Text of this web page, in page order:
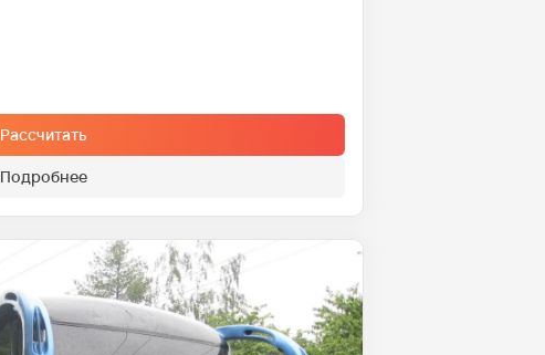
Рассчитать
Подробнее